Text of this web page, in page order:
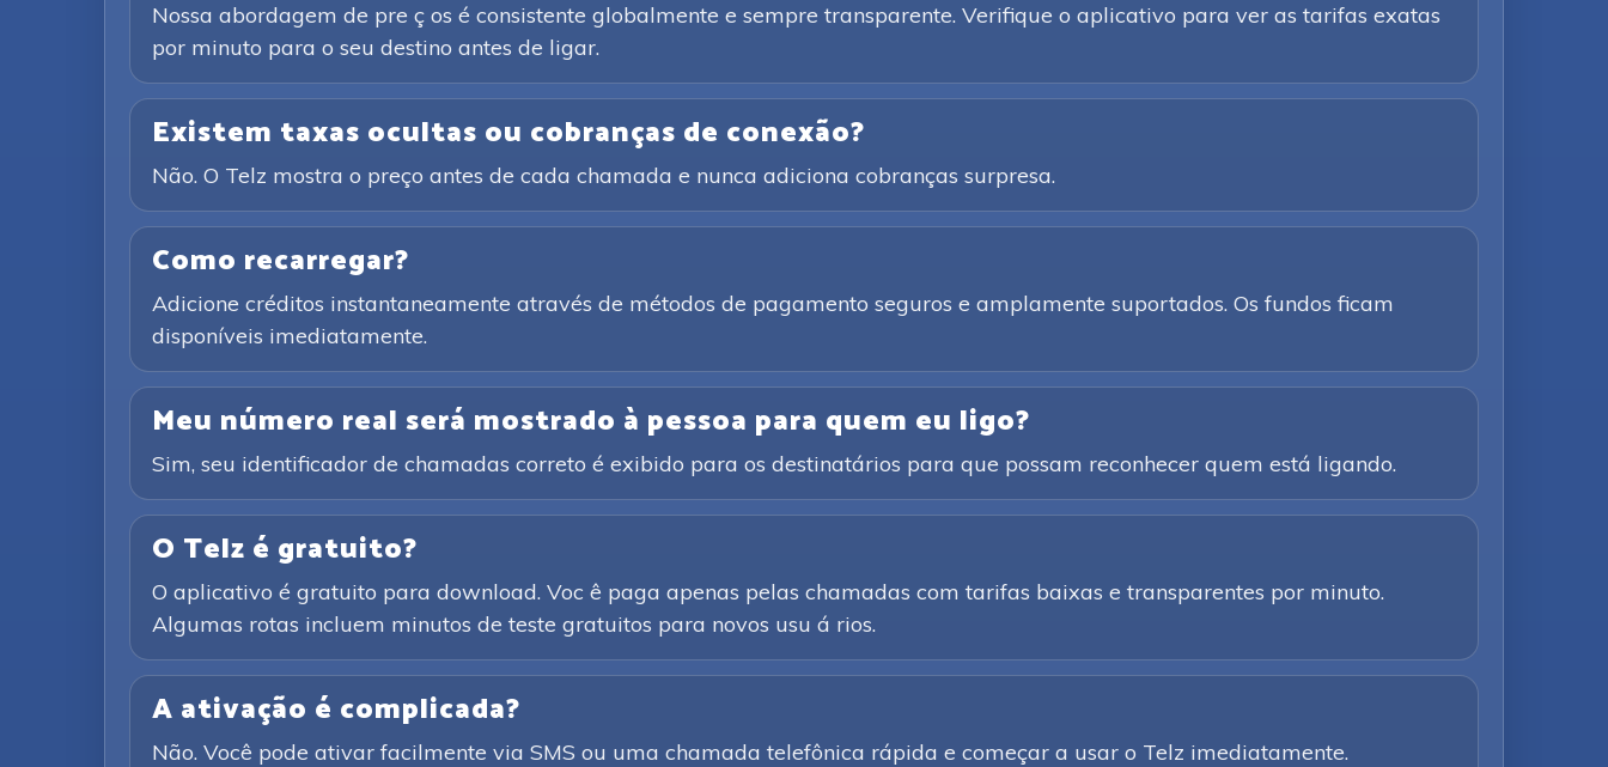
Nossa abordagem de pre ç os é consistente globalmente e sempre transparente. Verifique o aplicativo para ver as tarifas exatas
por minuto para o seu destino antes de ligar.
Existem taxas ocultas ou cobranças de conexão?
Não. O Telz mostra o preço antes de cada chamada e nunca adiciona cobranças surpresa.
Como recarregar?
Adicione créditos instantaneamente através de métodos de pagamento seguros e amplamente suportados. Os fundos ficam
disponíveis imediatamente.
Meu número real será mostrado à pessoa para quem eu ligo?
Sim, seu identificador de chamadas correto é exibido para os destinatários para que possam reconhecer quem está ligando.
O Telz é gratuito?
O aplicativo é gratuito para download. Voc ê paga apenas pelas chamadas com tarifas baixas e transparentes por minuto.
Algumas rotas incluem minutos de teste gratuitos para novos usu á rios.
A ativação é complicada?
Não. Você pode ativar facilmente via SMS ou uma chamada telefônica rápida e começar a usar o Telz imediatamente.